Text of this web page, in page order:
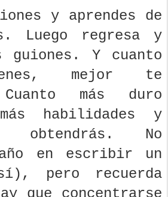
y aprendes de
Luego regresa y
guiones. Y cuanto
mejor te
más duro
habilidades y
obtendrás. No
en escribir un
pero recuerda